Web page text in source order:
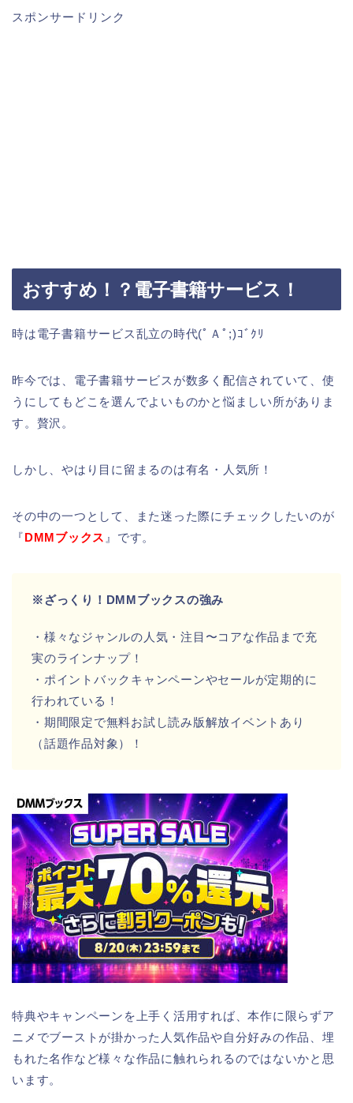
スポンサードリンク
おすすめ！？電子書籍サービス！
時は電子書籍サービス乱立の時代(ﾟＡﾟ;)ｺﾞｸﾘ
昨今では、電子書籍サービスが数多く配信されていて、使
うにしてもどこを選んでよいものかと悩ましい所がありま
す。贅沢。
しかし、やはり目に留まるのは有名・人気所！
その中の一つとして、また迷った際にチェックしたいのが
『DMMブックス 』です。
※ざっくり！DMMブックスの強み
・様々なジャンルの人気・注目〜コアな作品まで充
実のラインナップ！
・ポイントバックキャンペーンやセールが定期的に
行われている！
・期間限定で無料お試し読み版解放イベントあり
（話題作品対象）！
特典やキャンペーンを上手く活用すれば、本作に限らずア
ニメでブーストが掛かった人気作品や自分好みの作品、埋
もれた名作など様々な作品に触れられるのではないかと思
います。